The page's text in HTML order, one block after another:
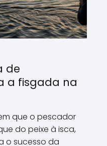
de
a fisgada na
que o pescador
do peixe à isca,
o sucesso da